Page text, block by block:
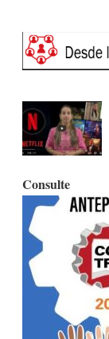
Consulte